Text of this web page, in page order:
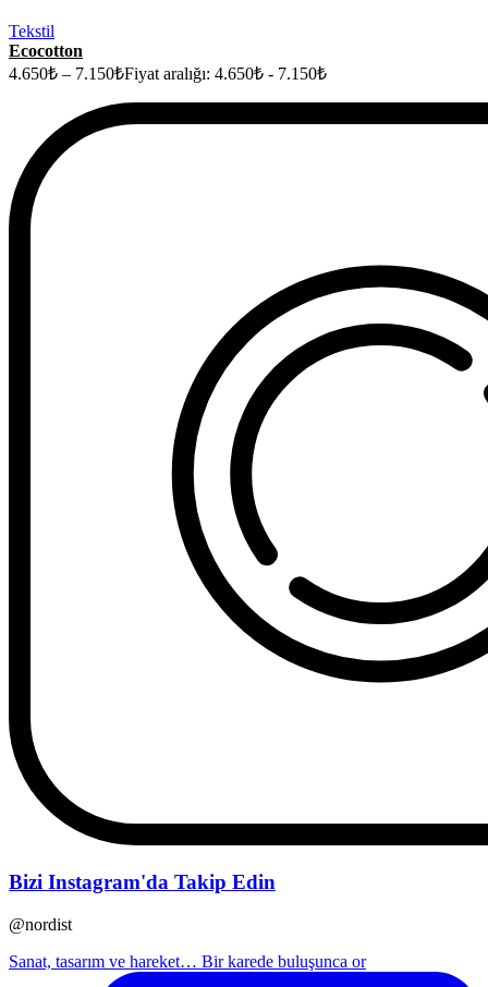
Tekstil
Ecocotton
4.650₺ – 7.150₺Fiyat aralığı: 4.650₺ - 7.150₺
Bizi Instagram'da Takip Edin
@nordist
Sanat, tasarım ve hareket… Bir karede buluşunca or